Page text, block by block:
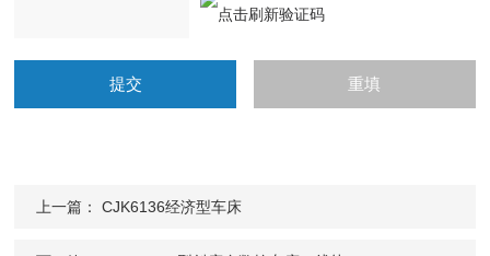
上一篇：CJK6136经济型车床